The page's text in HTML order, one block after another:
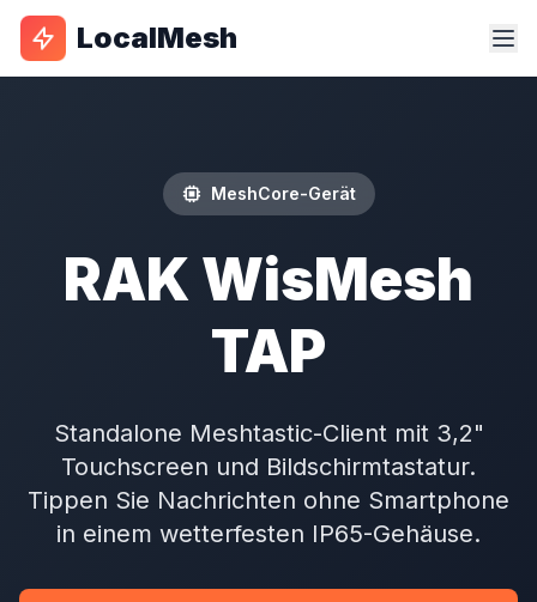
LocalMesh
MeshCore-Gerät
RAK WisMesh
TAP
Standalone Meshtastic-Client mit 3,2"
Touchscreen und Bildschirmtastatur.
Tippen Sie Nachrichten ohne Smartphone
in einem wetterfesten IP65-Gehäuse.